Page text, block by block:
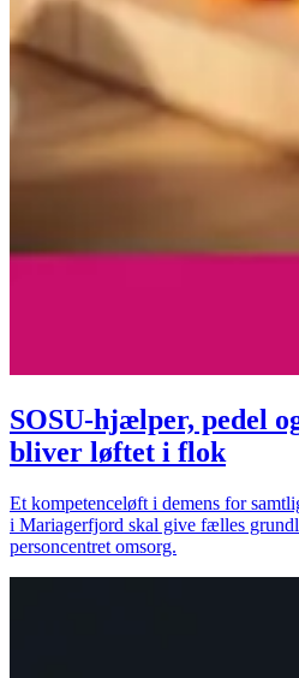
SOSU-hjælper, pedel
bliver løftet i flok
Et kompetenceløft i demens for
i Mariagerfjord skal give fælles
personcentret omsorg.